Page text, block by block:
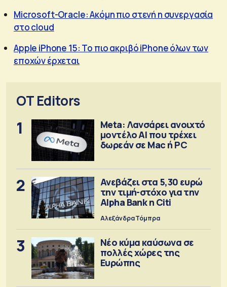
Microsoft-Oracle: Ακόμη πιο στενή η συνεργασία
στο cloud
Apple iPhone 15: Το πιο ακριβό iPhone όλων των
εποχών έρχεται
OT Editors
1
Meta: Λανσάρει ανοιχτό
μοντέλο ΑΙ που τρέχει
δωρεάν σε Mac ή PC
2
Ανεβάζει στα 5,30 ευρώ
την τιμή-στόχο για την
Alpha Bank η Citi
Αλεξάνδρα Τόμπρα
3
Νέο κύμα καύσωνα σε
πολλές χώρες της
Ευρώπης